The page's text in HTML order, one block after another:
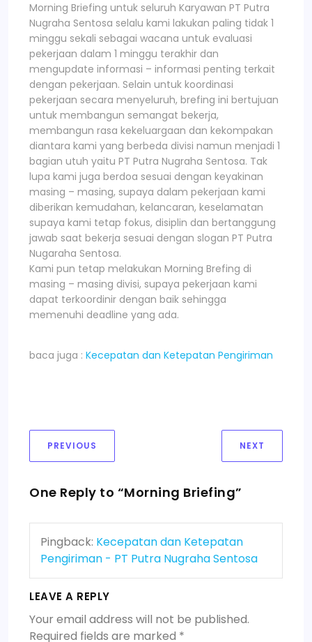
Morning Briefing untuk seluruh Karyawan PT Putra
Nugraha Sentosa selalu kami lakukan paling tidak 1
minggu sekali sebagai wacana untuk evaluasi
pekerjaan dalam 1 minggu terakhir dan
mengupdate informasi – informasi penting terkait
dengan pekerjaan. Selain untuk koordinasi
pekerjaan secara menyeluruh, brefing ini bertujuan
untuk membangun semangat bekerja,
membangun rasa kekeluargaan dan kekompakan
diantara kami yang berbeda divisi namun menjadi 1
bagian utuh yaitu PT Putra Nugraha Sentosa. Tak
lupa kami juga berdoa sesuai dengan keyakinan
masing – masing, supaya dalam pekerjaan kami
diberikan kemudahan, kelancaran, keselamatan
supaya kami tetap fokus, disiplin dan bertanggung
jawab saat bekerja sesuai dengan slogan PT Putra
Nugaraha Sentosa.
Kami pun tetap melakukan Morning Brefing di
masing – masing divisi, supaya pekerjaan kami
dapat terkoordinir dengan baik sehingga
memenuhi deadline yang ada.
baca juga : Kecepatan dan Ketepatan Pengiriman
Post
navigation
PREVIOUS
POST:
NEXT
POST:
One Reply to “Morning Briefing”
Pingback: Kecepatan dan Ketepatan
Pengiriman - PT Putra Nugraha Sentosa
LEAVE A REPLY
Your email address will not be published.
Required fields are marked *